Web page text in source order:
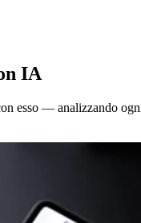
IA
esso — analizzando